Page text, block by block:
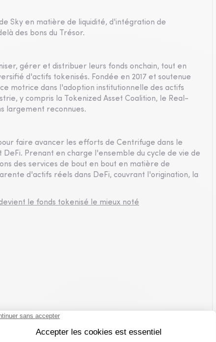
Sky en matière de liquidité, d'intégration de
des bons du Trésor.
gérer et distribuer leurs fonds onchain, tout en
d'actifs tokenisés. Fondée en 2017 et soutenue
motrice dans l'adoption institutionnelle des actifs
y compris la Tokenized Asset Coalition, le Real-
largement reconnues.
faire avancer les efforts de Centrifuge dans le
Prenant en charge l'ensemble du cycle de vie de
des services de bout en bout en matière de
d'actifs réels dans DeFi, couvrant l'origination, la
le fonds tokenisé le mieux noté